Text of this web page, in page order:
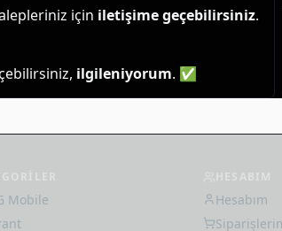
için iletişime geçebilirsiniz.
ilgileniyorum. ✅
Mobile
Hesabım